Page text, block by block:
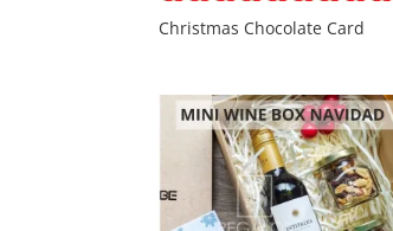
Christmas Chocolate Card